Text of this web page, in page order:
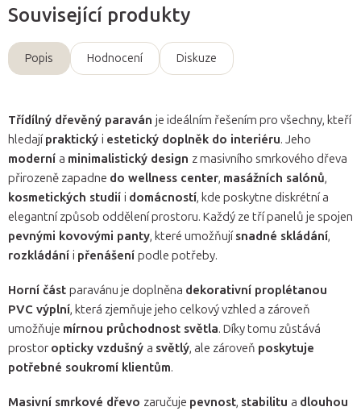
Související produkty
Popis Hodnocení Diskuze
Třídílný dřevěný paraván je ideálním řešením pro všechny, kteří
hledajípraktický i estetický doplněk do interiéru. Jeho
moderní a minimalistický design z masivního smrkového dřeva
přirozeně zapadne do wellness center, masážních salónů,
kosmetických studií i domácností, kde poskytne diskrétní a
elegantní způsob oddělení prostoru. Každý ze tří panelů je spojen
pevnými kovovými panty, které umožňujísnadné skládání,
rozkládání i přenášení podle potřeby.
Horní část paravánu je doplněna dekorativní proplétanou
PVC výplní, která zjemňuje jeho celkový vzhled a zároveň
umožňuje mírnou průchodnost světla. Díky tomu zůstává
prostor opticky vzdušný a světlý, ale zároveň poskytuje
potřebné soukromí klientům.
Masivní smrkové dřevo zaručuje pevnost, stabilitu a dlouhou